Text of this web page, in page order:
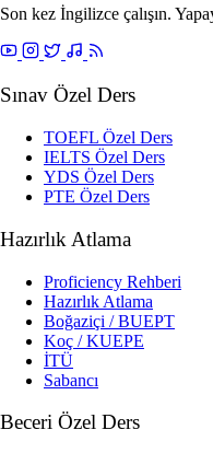
Son kez İngilizce çalışın.
Sınav Özel Ders
TOEFL Özel Ders
IELTS Özel Ders
YDS Özel Ders
PTE Özel Ders
Hazırlık Atlama
Proficiency Rehberi
Hazırlık Atlama
Boğaziçi / BUEPT
Koç / KUEPE
İTÜ
Sabancı
Beceri Özel Ders